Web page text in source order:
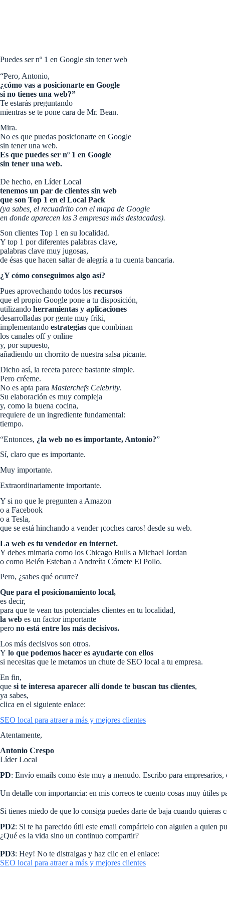
Puedes ser nº 1 en Google sin tener web
“Pero, Antonio,
¿cómo vas a posicionarte en Google
si no tienes una web?”
Te estarás preguntando
mientras se te pone cara de Mr. Bean.
Mira.
No es que puedas posicionarte en Google
sin tener una web.
Es que puedes ser nº 1 en Google
sin tener una web.
De hecho, en Líder Local
tenemos un par de clientes sin web
que son Top 1 en el Local Pack
(ya sabes, el recuadrito con el mapa de Google
en donde aparecen las 3 empresas más destacadas).
Son clientes Top 1 en su localidad.
Y top 1 por diferentes palabras clave,
palabras clave muy jugosas,
de ésas que hacen saltar de alegría a tu cuenta bancaria.
¿Y cómo conseguimos algo así?
Pues aprovechando todos los recursos
que el propio Google pone a tu disposición,
utilizando herramientas y aplicaciones
desarrolladas por gente muy friki,
implementando estrategias que combinan
los canales off y online
y, por supuesto,
añadiendo un chorrito de nuestra salsa picante.
Dicho así, la receta parece bastante simple.
Pero créeme.
No es apta para Masterchefs Celebrity.
Su elaboración es muy compleja
y, como la buena cocina,
requiere de un ingrediente fundamental:
tiempo.
“Entonces, ¿la web no es importante, Antonio?”
Sí, claro que es importante.
Muy importante.
Extraordinariamente importante.
Y si no que le pregunten a Amazon
o a Facebook
o a Tesla,
que se está hinchando a vender ¡coches caros! desde su web.
La web es tu vendedor en internet.
Y debes mimarla como los Chicago Bulls a Michael Jordan
o como Belén Esteban a Andreíta Cómete El Pollo.
Pero, ¿sabes qué ocurre?
Que para el posicionamiento local,
es decir,
para que te vean tus potenciales clientes en tu localidad,
la web es un factor importante
pero no está entre los más decisivos.
Los más decisivos son otros.
Y lo que podemos hacer es ayudarte con ellos
si necesitas que le metamos un chute de SEO local a tu empresa.
En fin,
que si te interesa aparecer allí donde te buscan tus clientes,
ya sabes,
clica en el siguiente enlace:
SEO local para atraer a más y mejores clientes
Atentamente,
Antonio Crespo
Líder Local
PD: Envío emails como éste muy a menudo. Escribo para
Un detalle con importancia: en mis correos te cuento cosas muy útiles
Si tienes miedo de que lo consiga puedes darte de baja cuando
PD2: Si te ha parecido útil este email compártelo con alguien a quien
¿Qué es la vida sino un continuo compartir?
PD3: Hey! No te distraigas y haz clic en el enlace:
SEO local para atraer a más y mejores clientes